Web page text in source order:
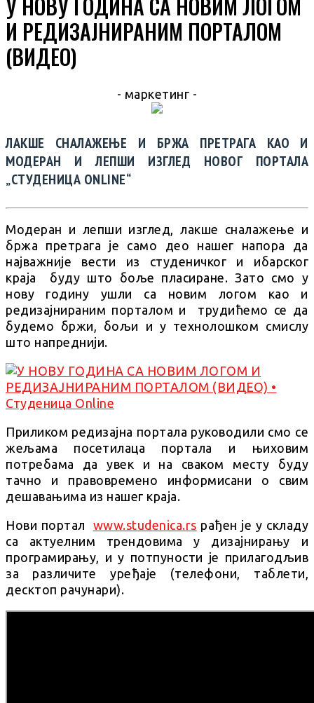
И РЕДИЗАЈНИРАНИМ ПОРТАЛОМ
(ВИДЕО)
- маркетинг -
ЛАКШЕ СНАЛАЖЕЊЕ И БРЖА ПРЕТРАГА КАО И
МОДЕРАН И ЛЕПШИ ИЗГЛЕД НОВОГ ПОРТАЛА
„СТУДЕНИЦА ONLINE“
Модеран и лепши изглед, лакше сналажење и
бржа претрага је само део нашег напора да
најважније вести из студеничког и ибарског
краја буду што боље пласиране. Зато смо у
нову годину ушли са новим логом као и
редизајнираним порталом и трудићемо се да
будемо бржи, бољи и у технолошком смислу
што напреднији.
Приликом редизајна портала руководили смо се
жељама посетилаца портала и њиховим
потребама да увек и на сваком месту буду
тачно и правовремено информисани о свим
дешавањима из нашег краја.
Нови портал www.studenica.rs рађен је у складу
са актуелним трендовима у дизајнирању и
програмирању, и у потпуности је прилагодљив
за различите уређаје (телефони, таблети,
десктоп рачунари).